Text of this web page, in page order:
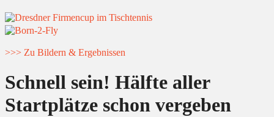
>>> Zu Bildern & Ergebnissen
Schnell sein! Hälfte aller
Startplätze schon vergeben